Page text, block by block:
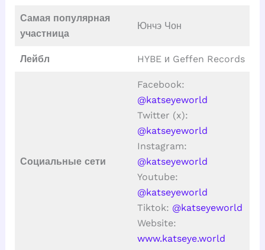
Самая популярная
участница
Юнчэ Чон
Лейбл HYBE и Geffen Records
Социальные сети
Facebook:
@katseyeworld
Twitter (x):
@katseyeworld
Instagram:
@katseyeworld
Youtube:
@katseyeworld
Tiktok: @katseyeworld
Website:
www.katseye.world